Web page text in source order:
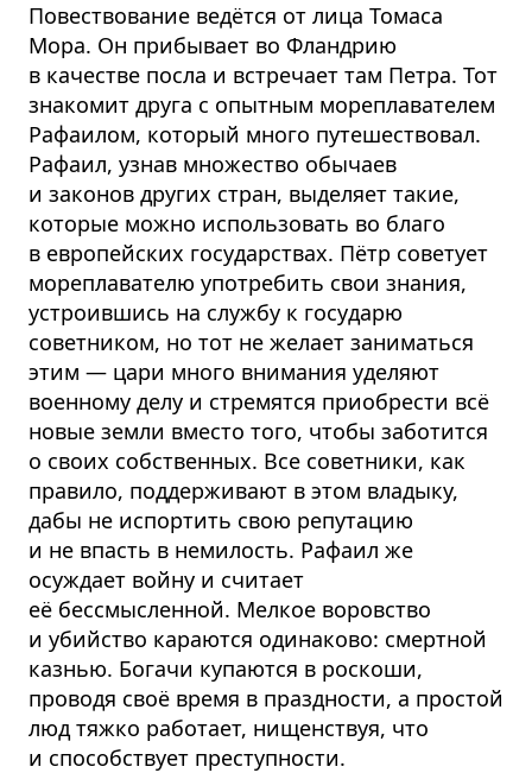
Повествование ведётся от лица Томаса
Мора. Он прибывает во Фландрию
в качестве посла и встречает там Петра. Тот
знакомит друга с опытным морепла­вателем
Рафаилом, который много путешествовал.
Рафаил, узнав множество обычаев
и законов других стран, выделяет такие,
которые можно использовать во благо
в европейских государствах. Пётр советует
мореплавателю употребить свои знания,
устроившись на службу к государю
советником, но тот не желает заниматься
этим — цари много внимания уделяют
военному делу и стремятся приобрести всё
новые земли вместо того, чтобы заботится
о своих собственных. Все советники, как
правило, поддерживают в этом владыку,
дабы не испортить свою репутацию
и не впасть в немилость. Рафаил же
осуждает войну и считает
её бессмысленной. Мелкое воровство
и убийство караются одинаково: смертной
казнью. Богачи купаются в роскоши,
проводя своё время в праздности, а простой
люд тяжко работает, нищенствуя, что
и способствует преступности.